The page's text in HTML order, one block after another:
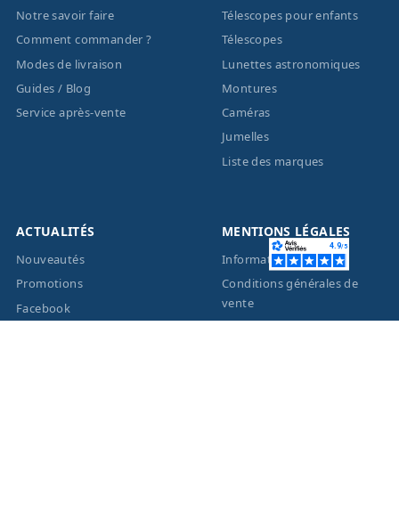
Notre savoir faire
Comment commander ?
Modes de livraison
Guides / Blog
Service après-vente
Télescopes pour enfants
Télescopes
Lunettes astronomiques
Montures
Caméras
Jumelles
Liste des marques
ACTUALITÉS
Nouveautés
Promotions
Facebook
MENTIONS LÉGALES
Informations légales
Conditions générales de
vente